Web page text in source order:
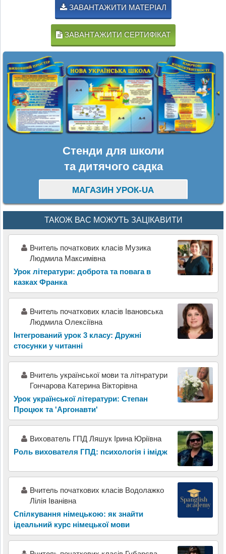
ЗАВАНТАЖИТИ МАТЕРІАЛ
ЗАВАНТАЖИТИ СЕРТИФІКАТ
Стенди для школи
та дитячого садка
МАГАЗИН УРОК-UA
ТАКОЖ ВАС МОЖУТЬ ЗАЦІКАВИТИ
Вчитель початкових класів Музика
Людмила Максимівна
Урок літератури: доброта та повага в
казках Франка
Вчитель початкових класів Івановська
Людмила Олексіївна
Інтегрований урок 3 класу: Дружні
стосунки у читанні
Вчитель української мови та літнратури
Гончарова Катерина Вікторівна
Урок української літератури: Степан
Процюк та 'Аргонавти'
Вихователь ГПД Ляшук Ірина Юріївна
Роль вихователя ГПД: психологія і імідж
Вчитель початкових класів Водолажко
Лілія Іванівна
Спілкування німецькою: як знайти
ідеальний курс німецької мови